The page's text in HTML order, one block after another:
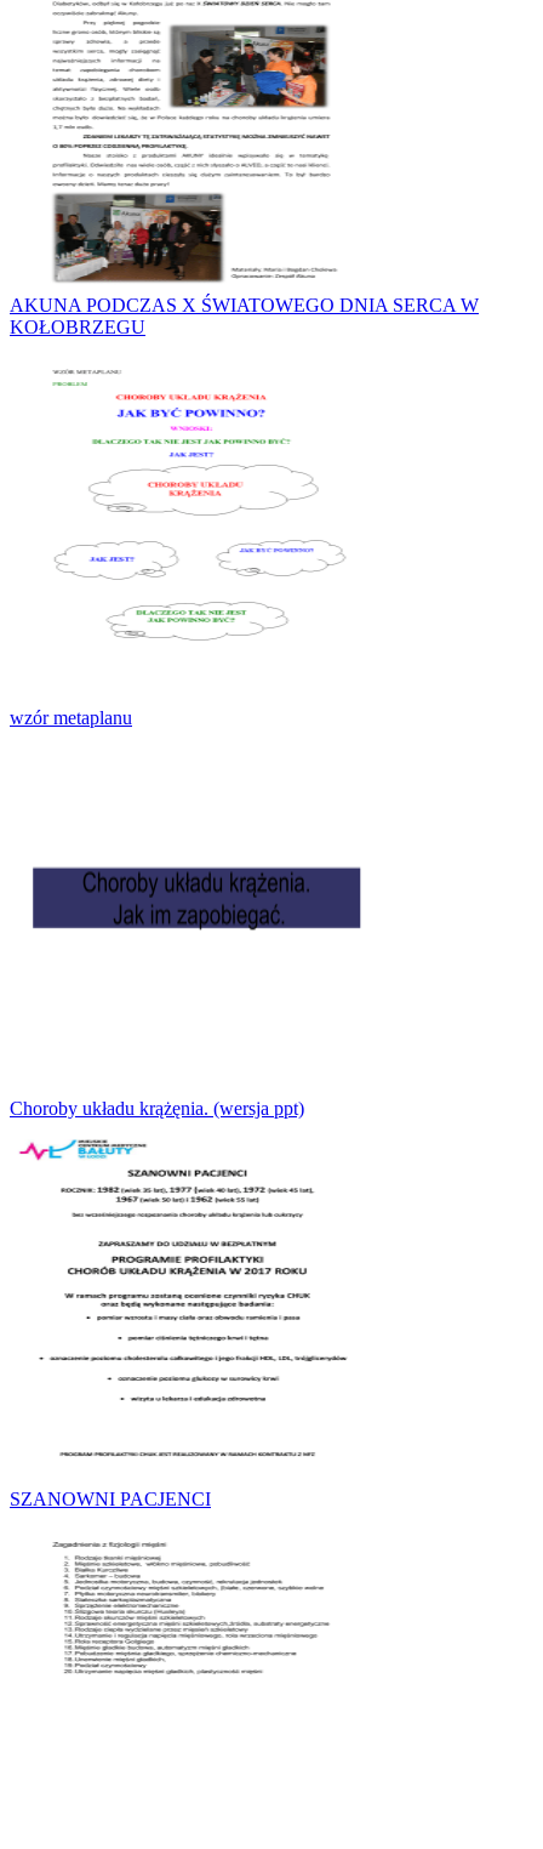
AKUNA PODCZAS X ŚWIATOWEGO DNIA SERCA W
KOŁOBRZEGU
wzór metaplanu
Choroby układu krążęnia. (wersja ppt)
SZANOWNI PACJENCI